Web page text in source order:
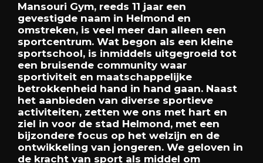
Mansouri Gym, reeds 11 jaar een
gevestigde naam in Helmond en
omstreken, is veel meer dan alleen een
sportcentrum. Wat begon als een kleine
sportschool, is inmiddels uitgegroeid tot
een bruisende community waar
sportiviteit en maatschappelijke
betrokkenheid hand in hand gaan. Naast
het aanbieden van diverse sportieve
activiteiten, zetten we ons met hart en
ziel in voor de stad Helmond, met een
bijzondere focus op het welzijn en de
ontwikkeling van jongeren. We geloven in
de kracht van sport als middel om